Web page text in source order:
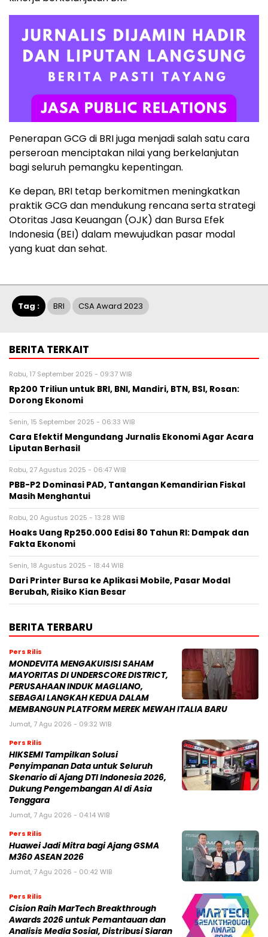
Penerapan GCG di BRI juga menjadi salah satu cara
perseroan menciptakan nilai yang berkelanjutan
bagi seluruh pemangku kepentingan.
Ke depan, BRI tetap berkomitmen meningkatkan
praktik GCG dan mendukung rencana serta strategi
Otoritas Jasa Keuangan (OJK) dan Bursa Efek
Indonesia (BEI) dalam mewujudkan pasar modal
yang kuat dan sehat.
Tag : BRI CSA Award 2023
BERITA TERKAIT
Rabu, 17 September 2025 - 09:37 WIB
Rp200 Triliun untuk BRI, BNI, Mandiri, BTN, BSI, Rosan:
Dorong Ekonomi
Senin, 15 September 2025 - 06:33 WIB
Cara Efektif Mengundang Jurnalis Ekonomi Agar Acara
Liputan Berhasil
Rabu, 27 Agustus 2025 - 06:47 WIB
PBB-P2 Dominasi PAD, Tantangan Kemandirian Fiskal
Masih Menghantui
Rabu, 20 Agustus 2025 - 13:28 WIB
Hoaks Uang Rp250.000 Edisi 80 Tahun RI: Dampak dan
Fakta Ekonomi
Senin, 18 Agustus 2025 - 18:44 WIB
Dari Printer Bursa ke Aplikasi Mobile, Pasar Modal
Berubah, Risiko Kian Besar
BERITA TERBARU
Pers Rilis
MONDEVITA MENGAKUISISI SAHAM
MAYORITAS DI UNDERSCORE DISTRICT,
PERUSAHAAN INDUK MAGLIANO,
SEBAGAI LANGKAH KEDUA DALAM
MEMBANGUN PLATFORM MEREK MEWAH ITALIA BARU
Jumat, 7 Agu 2026 - 09:32 WIB
Pers Rilis
HIKSEMI Tampilkan Solusi
Penyimpanan Data untuk Seluruh
Skenario di Ajang DTI Indonesia 2026,
Dukung Pengembangan AI di Asia
Tenggara
Jumat, 7 Agu 2026 - 04:14 WIB
Pers Rilis
Huawei Jadi Mitra bagi Ajang GSMA
M360 ASEAN 2026
Jumat, 7 Agu 2026 - 00:42 WIB
Pers Rilis
Cision Raih MarTech Breakthrough
Awards 2026 untuk Pemantauan dan
Analisis Media Sosial, Distribusi Siaran